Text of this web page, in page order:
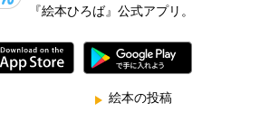
『絵本ひろば』公式アプリ。
絵本の投稿